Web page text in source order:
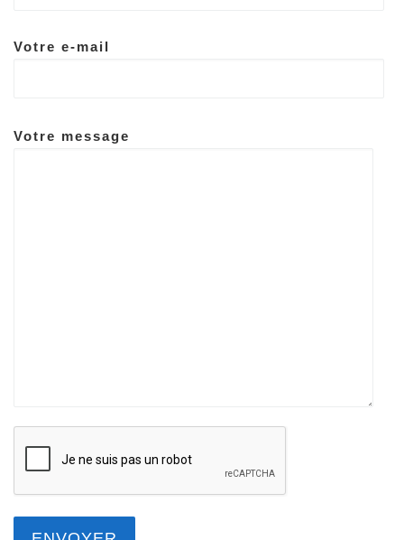
Votre e-mail
Votre message